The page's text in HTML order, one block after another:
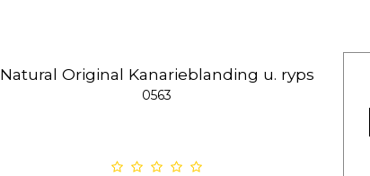
Natural Original Kanarieblanding u. ryps
0563